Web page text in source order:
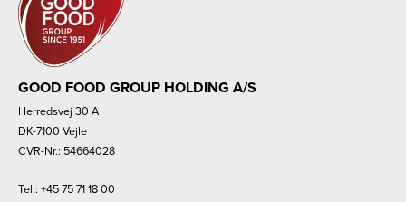
GOOD FOOD GROUP HOLDING A/S
Herredsvej 30 A
DK-7100 Vejle
CVR-Nr.: 54664028
Tel.: +45 75 71 18 00